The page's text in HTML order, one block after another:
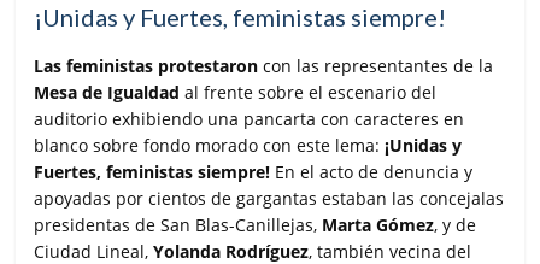
¡Unidas y Fuertes, feministas siempre!
Las feministas protestaron con las representantes de la
Mesa de Igualdad al frente sobre el escenario del
auditorio exhibiendo una pancarta con caracteres en
blanco sobre fondo morado con este lema:¡Unidas y
Fuertes, feministas siempre! En el acto de denuncia y
apoyadas por cientos de gargantas estaban las concejalas
presidentas de San Blas-Canillejas, Marta Gómez, y de
Ciudad Lineal,Yolanda Rodríguez, también vecina del